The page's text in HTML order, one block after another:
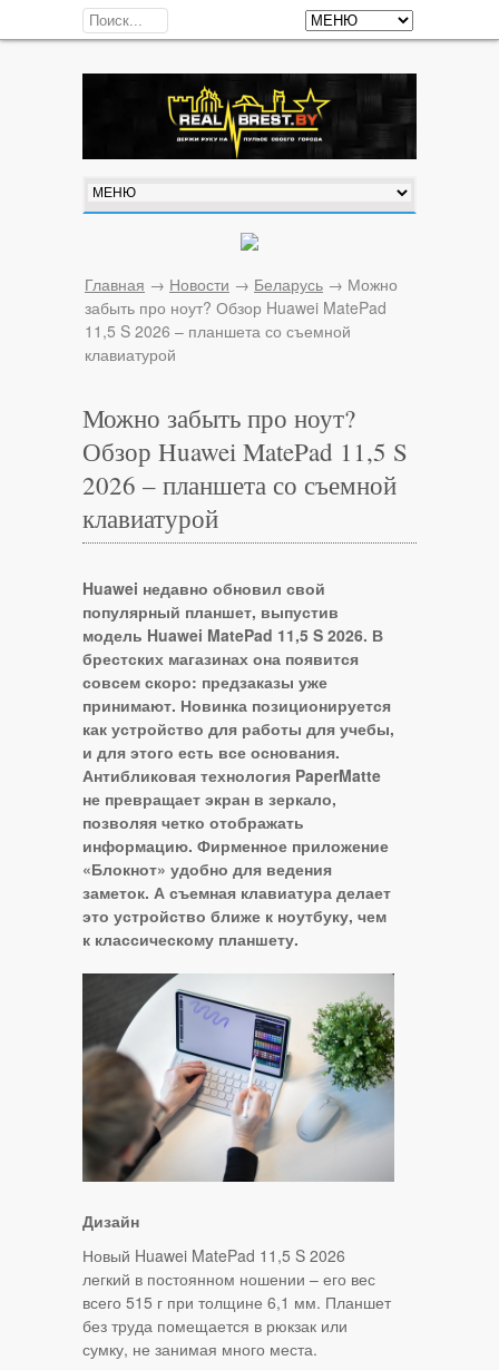
Главная → Новости → Беларусь → Можно
забыть про ноут? Обзор Huawei MatePad
11,5 S 2026 – планшета со съемной
клавиатурой
Можно забыть про ноут?
Обзор Huawei MatePad 11,5 S
2026 – планшета со съемной
клавиатурой
Huawei недавно обновил свой
популярный планшет, выпустив
модель Huawei MatePad 11,5 S 2026. В
брестских магазинах она появится
совсем скоро: предзаказы уже
принимают. Новинка позиционируется
как устройство для работы для учебы,
и для этого есть все основания.
Антибликовая технология PaperMatte
не превращает экран в зеркало,
позволяя четко отображать
информацию. Фирменное приложение
«Блокнот» удобно для ведения
заметок. А съемная клавиатура делает
это устройство ближе к ноутбуку, чем
к классическому планшету.
Дизайн
Новый Huawei MatePad 11,5 S 2026
легкий в постоянном ношении – его вес
всего 515 г при толщине 6,1 мм. Планшет
без труда помещается в рюкзак или
сумку, не занимая много места.